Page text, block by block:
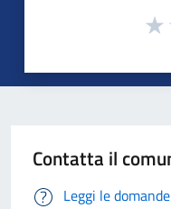
Contatta il
Leggi le